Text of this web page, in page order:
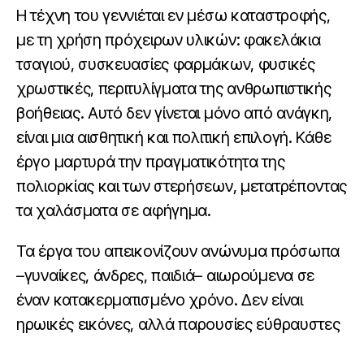
Η τέχνη του γεννιέται εν μέσω καταστροφής,
με τη χρήση πρόχειρων υλικών: φακελάκια
τσαγιού, συσκευασίες φαρμάκων, φυσικές
χρωστικές, περιτυλίγματα της ανθρωπιστικής
βοήθειας. Αυτό δεν γίνεται μόνο από ανάγκη,
είναι μια αισθητική και πολιτική επιλογή. Κάθε
έργο μαρτυρά την πραγματικότητα της
πολιορκίας και των στερήσεων, μετατρέποντας
τα χαλάσματα σε αφήγημα.
Τα έργα του απεικονίζουν ανώνυμα πρόσωπα
–γυναίκες, άνδρες, παιδιά– αιωρούμενα σε
έναν κατακερματισμένο χρόνο. Δεν είναι
ηρωικές εικόνες, αλλά παρουσίες εύθραυστες